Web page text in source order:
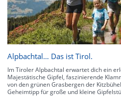
Alpbachtal… Das ist Tirol.
Im Tiroler Alpbachtal erwartet dich ein
Majestätische Gipfel, faszinierende
von den grünen Grasbergen der
Geheimtipp für große und kleine